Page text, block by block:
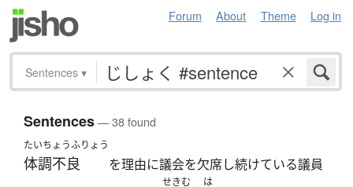
Forum About Theme Log in
Sentences ▾
Sentences— 38 found
たいちょうふりょう
体調不良 を理由に議会を欠席し続けている議員
せきむ は